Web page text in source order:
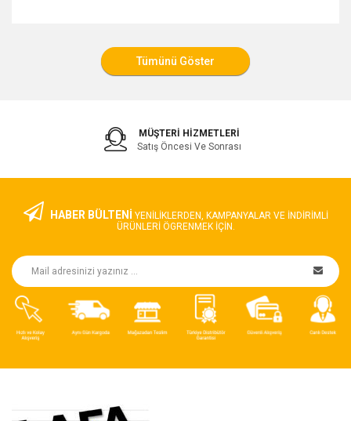
MÜŞTERI HIZMETLERI
Satış Öncesi Ve Sonrası
HABER BÜLTENİ YENILIKLERDEN, KAMPANYALAR VE INDIRIMLI
ÜRÜNLERI ÖGRENMEK IÇIN.